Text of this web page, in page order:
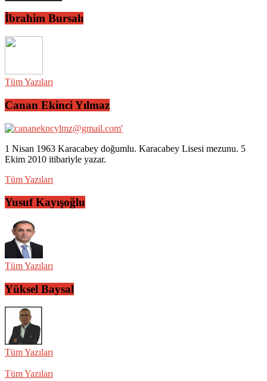
İbrahim Bursalı
Tüm Yazıları
Canan Ekinci Yılmaz
1 Nisan 1963 Karacabey doğumlu. Karacabey Lisesi mezunu. 5
Ekim 2010 itibariyle yazar.
Tüm Yazıları
Yusuf Kayışoğlu
Tüm Yazıları
Yüksel Baysal
Tüm Yazıları
Tüm Yazıları